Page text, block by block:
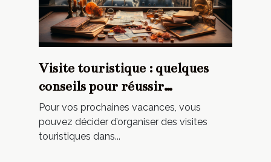
Visite touristique : quelques
conseils pour réussir
l’organisation
Pour vos prochaines vacances, vous
pouvez décider d’organiser des visites
touristiques dans...